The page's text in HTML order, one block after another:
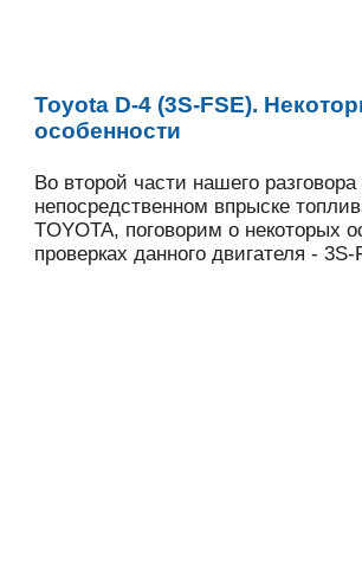
Toyota D-4 (3S-FSE).
особенности
Во второй части нашего разговора
непосредственном впрыске
TOYOTA, поговорим о некоторых
проверках данного двигателя - 3S-